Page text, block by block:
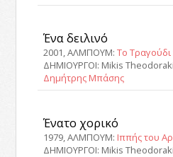
Ένα δειλινό
2001, ΑΛΜΠΟΥΜ:Το
ΔΗΜΙΟΥΡΓΟΙ: Mikis
Δημήτρης Μπάσης
Ένατο χορικό
1979, ΑΛΜΠΟΥΜ: Ιππής του
ΔΗΜΙΟΥΡΓΟΙ: Mikis